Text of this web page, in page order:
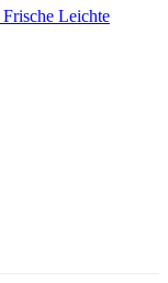
Frische Leichte